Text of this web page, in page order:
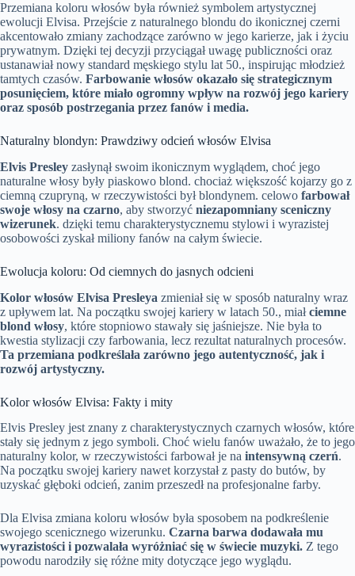
Przemiana koloru włosów była również symbolem artystycznej
ewolucji Elvisa. Przejście z naturalnego blondu do ikonicznej czerni
akcentowało zmiany zachodzące zarówno w jego karierze, jak i życiu
prywatnym. Dzięki tej decyzji przyciągał uwagę publiczności oraz
ustanawiał nowy standard męskiego stylu lat 50., inspirując młodzież
tamtych czasów. Farbowanie włosów okazało się strategicznym
posunięciem, które miało ogromny wpływ na rozwój jego kariery
oraz sposób postrzegania przez fanów i media.
Naturalny blondyn: Prawdziwy odcień włosów Elvisa
Elvis Presley zasłynął swoim ikonicznym wyglądem, choć jego
naturalne włosy były piaskowo blond. chociaż większość kojarzy go z
ciemną czupryną, w rzeczywistości był blondynem. celowo farbował
swoje włosy na czarno, aby stworzyć niezapomniany sceniczny
wizerunek. dzięki temu charakterystycznemu stylowi i wyrazistej
osobowości zyskał miliony fanów na całym świecie.
Ewolucja koloru: Od ciemnych do jasnych odcieni
Kolor włosów Elvisa Presleya zmieniał się w sposób naturalny wraz
z upływem lat. Na początku swojej kariery w latach 50., miałciemne
blond włosy, które stopniowo stawały się jaśniejsze. Nie była to
kwestia stylizacji czy farbowania, lecz rezultat naturalnych procesów.
Ta przemiana podkreślała zarówno jego autentyczność, jak i
rozwój artystyczny.
Kolor włosów Elvisa: Fakty i mity
Elvis Presley jest znany z charakterystycznych czarnych włosów, które
stały się jednym z jego symboli. Choć wielu fanów uważało, że to jego
naturalny kolor, w rzeczywistości farbował je na intensywną czerń.
Na początku swojej kariery nawet korzystał z pasty do butów, by
uzyskać głęboki odcień, zanim przeszedł na profesjonalne farby.
Dla Elvisa zmiana koloru włosów była sposobem na podkreślenie
swojego scenicznego wizerunku. Czarna barwa dodawała mu
wyrazistości i pozwalała wyróżniać się w świecie muzyki. Z tego
powodu narodziły się różne mity dotyczące jego wyglądu.